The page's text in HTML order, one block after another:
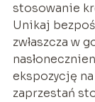
stosowanie
Unikaj
zwłaszcza w
ekspozycję
zaprzestań